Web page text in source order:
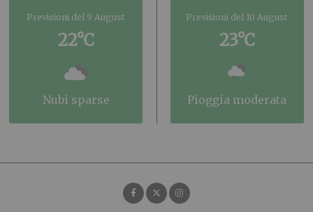
Previsioni del 9 August
22°C
nubi sparse
Previsioni del 10 August
23°C
pioggia moderata